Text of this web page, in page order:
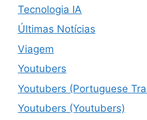
Tecnologia IA
Últimas Notícias
Viagem
Youtubers
Youtubers (Portuguese
Youtubers (Youtubers)